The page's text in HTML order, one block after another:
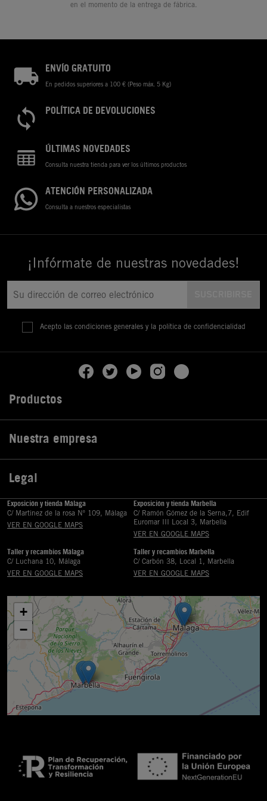
en el momento de la entrega de fábrica.
ENVÍO GRATUITO
En pedidos superiores a 100 € (Peso máx. 5 Kg)
POLÍTICA DE DEVOLUCIONES
ÚLTIMAS NOVEDADES
Consulta nuestra tienda para ver los últimos productos
ATENCIÓN PERSONALIZADA
Consulta a nuestros especialistas
¡Infórmate de nuestras novedades!
Acepto las condiciones generales y la política de confidencialidad
Productos
Nuestra empresa
Legal
Exposición y tienda Málaga
C/ Martinez de la rosa Nº 109, Málaga
VER EN GOOGLE MAPS
Exposición y tienda Marbella
C/ Ramón Gómez de la Serna,7, Edif
Euromar III Local 3, Marbella
VER EN GOOGLE MAPS
Taller y recambios Málaga
C/ Luchana 10, Málaga
VER EN GOOGLE MAPS
Taller y recambios Marbella
C/ Carbón 38, Local 1, Marbella
VER EN GOOGLE MAPS
+
−